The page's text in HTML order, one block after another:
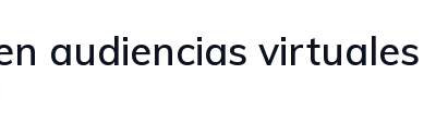
audiencias virtuales